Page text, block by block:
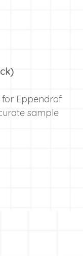
for Eppendrof
sample